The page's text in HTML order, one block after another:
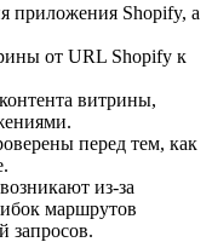
приложения Shopify, а
от URL Shopify к
витрины,
перед тем, как
из-за
маршрутов
запросов.